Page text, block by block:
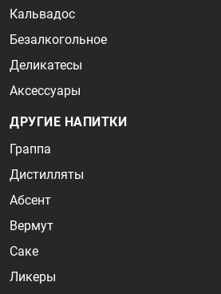
Кальвадос
Безалкогольное
Деликатесы
Аксессуары
ДРУГИЕ НАПИТКИ
Граппа
Дистилляты
Абсент
Вермут
Саке
Ликеры